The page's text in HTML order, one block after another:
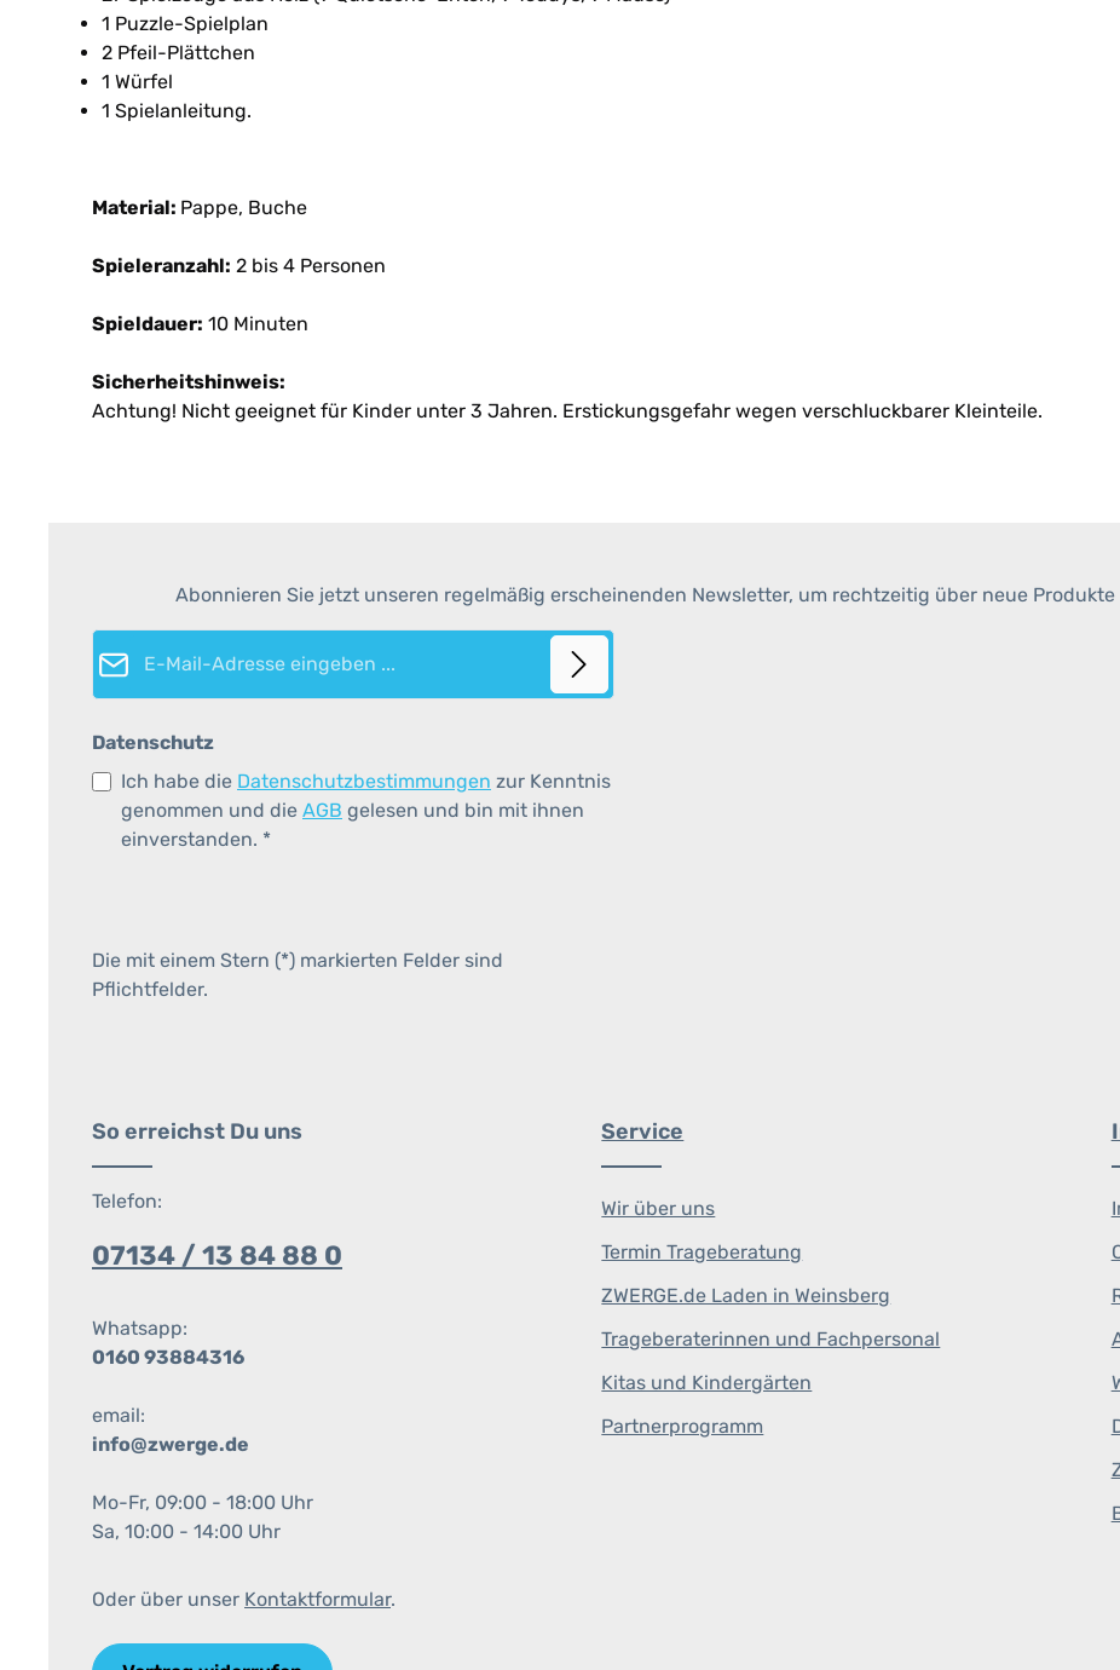
1 Puzzle-Spielplan
2 Pfeil-Plättchen
1 Würfel
1 Spielanleitung.
Material: Pappe, Buche
Spieleranzahl: 2 bis 4 Personen
Spieldauer: 10 Minuten
Sicherheitshinweis:
Achtung! Nicht geeignet für Kinder unter 3 Jahren. Erstickungsgefahr wegen verschluckbarer Kleinteile.
Abonnieren Sie jetzt unseren regelmäßig erscheinenden Newsletter, um rechtzeitig über neue
E-Mail-Adresse*
Datenschutz
Ich habe die Datenschutzbestimmungen zur Kenntnis
genommen und die AGB gelesen und bin mit ihnen
einverstanden. *
Die mit einem Stern (*) markierten Felder sind
Pflichtfelder.
So erreichst Du uns
Telefon:
07134 / 13 84 88 0
Whatsapp:
0160 93884316
email:
info@zwerge.de
Mo-Fr, 09:00 - 18:00 Uhr
Sa, 10:00 - 14:00 Uhr
Oder über unser Kontaktformular.
Service
Wir über uns
Termin Trageberatung
ZWERGE.de Laden in Weinsberg
Trageberaterinnen und Fachpersonal
Kitas und Kindergärten
Partnerprogramm